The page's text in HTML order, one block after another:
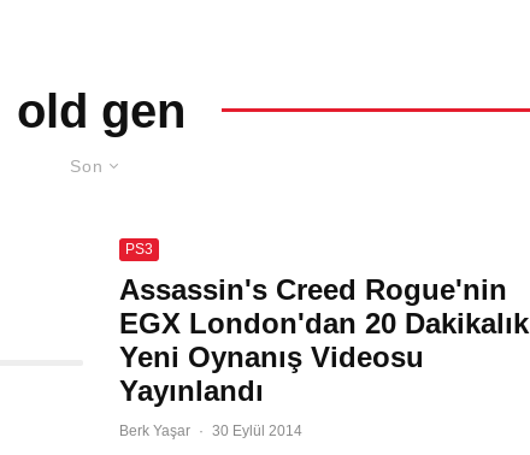
old gen
Son
PS3
Assassin's Creed Rogue'nin
EGX London'dan 20 Dakikalık
Yeni Oynanış Videosu
Yayınlandı
Berk Yaşar · 30 Eylül 2014